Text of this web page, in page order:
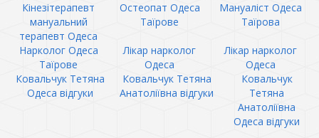
Кінезітерапевт
мануальний
терапевт Одеса
Остеопат Одеса
Таїрове
Мануаліст Одеса
Таїрова
Нарколог Одеса
Таїрове
Лікар нарколог
Одеса
Лікар нарколог
Одеса
Ковальчук Тетяна
Одеса відгуки
Ковальчук Тетяна
Анатоліївна відгуки
Ковальчук
Тетяна
Анатоліївна
Одеса відгуки